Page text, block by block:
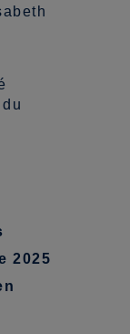
2025